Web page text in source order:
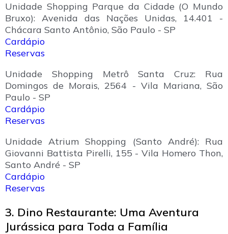
Unidade Shopping Parque da Cidade (O Mundo
Bruxo): Avenida das Nações Unidas, 14.401 -
Chácara Santo Antônio, São Paulo - SP
Cardápio
Reservas
Unidade Shopping Metrô Santa Cruz: Rua
Domingos de Morais, 2564 - Vila Mariana, São
Paulo - SP
Cardápio
Reservas
Unidade Atrium Shopping (Santo André): Rua
Giovanni Battista Pirelli, 155 - Vila Homero Thon,
Santo André - SP
Cardápio
Reservas
3. Dino Restaurante: Uma Aventura
Jurássica para Toda a Família